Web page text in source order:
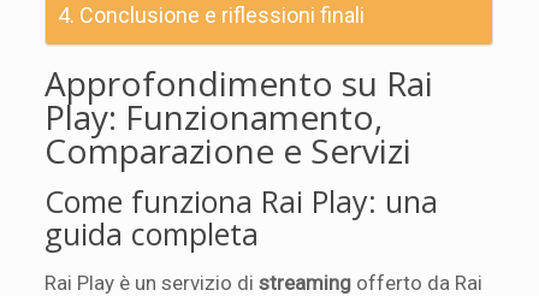
Conclusione e riflessioni finali
Approfondimento su Rai
Play: Funzionamento,
Comparazione e Servizi
Come funziona Rai Play: una
guida completa
Rai Play è un servizio distreaming offerto da Rai